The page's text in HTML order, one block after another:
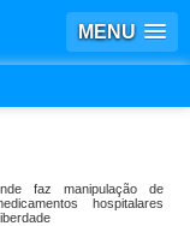
MENU
faz manipulação de
hospitalares